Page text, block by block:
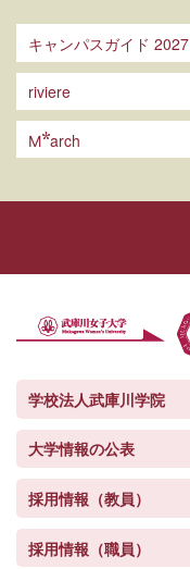
キャンパスガイド 2027
riviere
M arch
学校法人武庫川学院
大学情報の公表
採用情報（教員）
採用情報（職員）